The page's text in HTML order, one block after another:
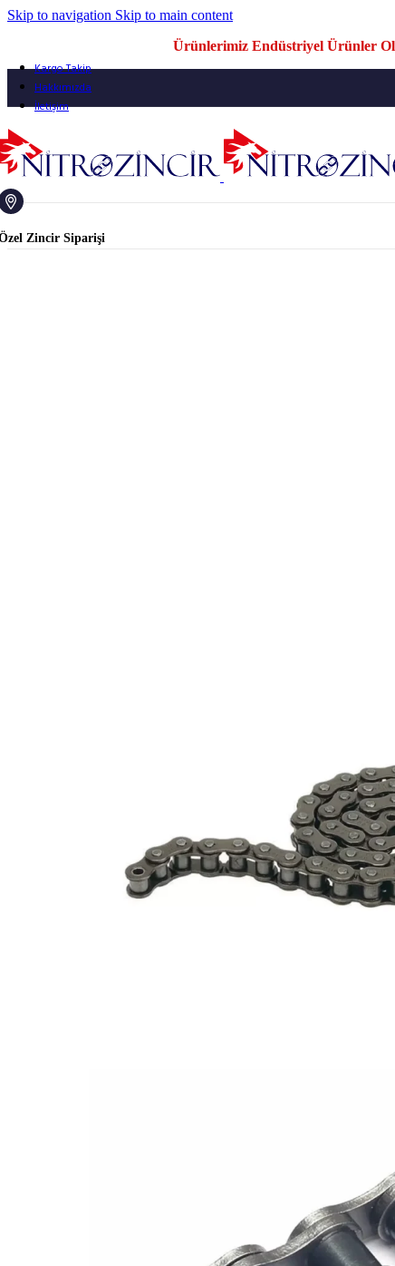
Skip to navigation Skip to main content
Ürünlerimiz Endüstriyel Ürünler
Kargo Takip
Hakkımızda
İletişim
Zincir Siparişi
Ana Sayfa/ Dişli Zincirleri